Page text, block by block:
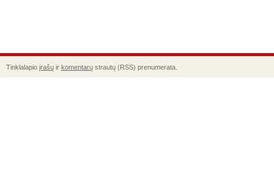
Tinklalapio įrašų ir komentarų strautų (RSS) prenumerata.